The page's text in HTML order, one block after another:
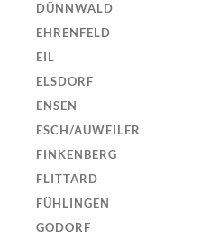
DÜNNWALD
EHRENFELD
EIL
ELSDORF
ENSEN
ESCH/AUWEILER
FINKENBERG
FLITTARD
FÜHLINGEN
GODORF